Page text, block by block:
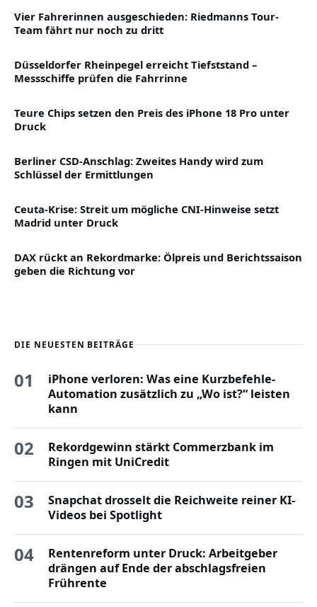
Vier Fahrerinnen ausgeschieden: Riedmanns Tour-
Team fährt nur noch zu dritt
Düsseldorfer Rheinpegel erreicht Tiefststand –
Messschiffe prüfen die Fahrrinne
Teure Chips setzen den Preis des iPhone 18 Pro unter
Druck
Berliner CSD-Anschlag: Zweites Handy wird zum
Schlüssel der Ermittlungen
Ceuta-Krise: Streit um mögliche CNI-Hinweise setzt
Madrid unter Druck
DAX rückt an Rekordmarke: Ölpreis und Berichtssaison
geben die Richtung vor
DIE NEUESTEN BEITRÄGE
01
iPhone verloren: Was eine Kurzbefehle-
Automation zusätzlich zu „Wo ist?“ leisten
kann
02
Rekordgewinn stärkt Commerzbank im
Ringen mit UniCredit
03
Snapchat drosselt die Reichweite reiner KI-
Videos bei Spotlight
04
Rentenreform unter Druck: Arbeitgeber
drängen auf Ende der abschlagsfreien
Frührente